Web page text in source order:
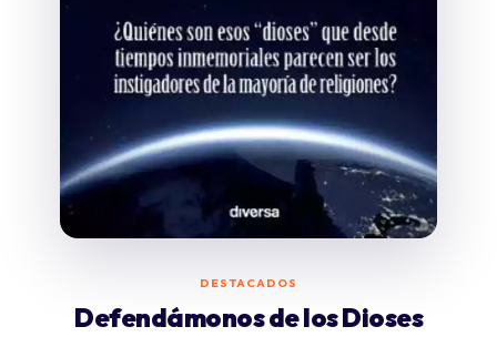
DESTACADOS
Defendámonos de los Dioses